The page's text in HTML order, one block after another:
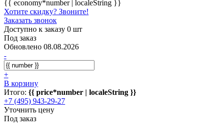
{{ economy*number | localeString }}
Хотите скидку? Звоните!
Заказать звонок
Доступно к заказу 0 шт
Под заказ
Обновлено 08.08.2026
-
+
В корзину
Итого: {{ price*number | localeString }}
+7 (495) 943-29-27
Уточнить цену
Под заказ